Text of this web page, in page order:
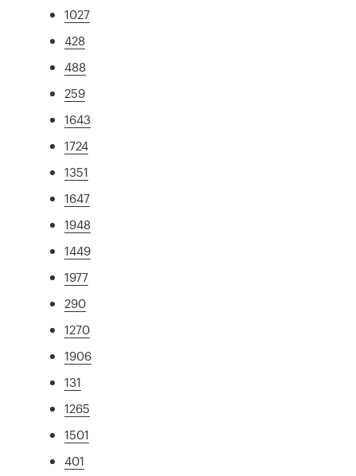
1027
428
488
259
1643
1724
1351
1647
1948
1449
1977
290
1270
1906
131
1265
1501
401